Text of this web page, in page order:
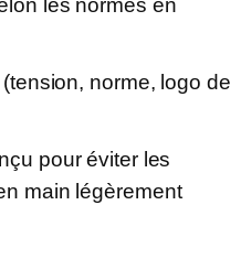
les normes en
norme, logo de
pour éviter les
main légèrement